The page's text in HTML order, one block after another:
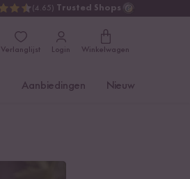
(4.65) Trusted Shops
Verlanglijst Login Winkelwagen
Aanbiedingen Nieuw